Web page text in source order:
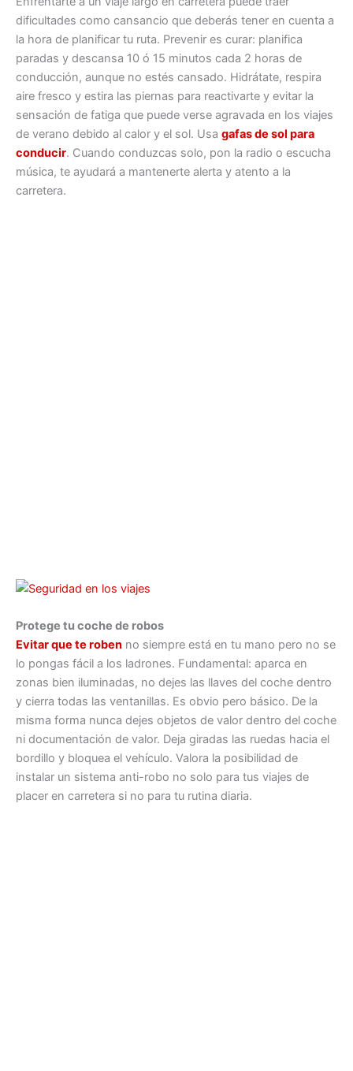
dificultades como cansancio que deberás tener en cuenta a
la hora de planificar tu ruta. Prevenir es curar: planifica
paradas y descansa 10 ó 15 minutos cada 2 horas de
conducción, aunque no estés cansado. Hidrátate, respira
aire fresco y estira las piernas para reactivarte y evitar la
sensación de fatiga que puede verse agravada en los viajes
de verano debido al calor y el sol. Usa gafas de sol para
conducir. Cuando conduzcas solo, pon la radio o escucha
música, te ayudará a mantenerte alerta y atento a la
carretera.
Protege tu coche de robos
Evitar que te roben no siempre está en tu mano pero no se
lo pongas fácil a los ladrones. Fundamental: aparca en
zonas bien iluminadas, no dejes las llaves del coche dentro
y cierra todas las ventanillas. Es obvio pero básico. De la
misma forma nunca dejes objetos de valor dentro del coche
ni documentación de valor. Deja giradas las ruedas hacia el
bordillo y bloquea el vehículo. Valora la posibilidad de
instalar un sistema anti-robo no solo para tus viajes de
placer en carretera si no para tu rutina diaria.